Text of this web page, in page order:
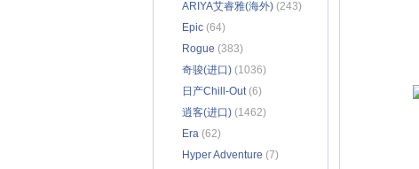
ARIYA艾睿雅(海外) (243)
Epic (64)
Rogue (383)
奇骏(进口) (1036)
日产Chill-Out(6)
逍客(进口) (1462)
Era (62)
Hyper Adventure (7)